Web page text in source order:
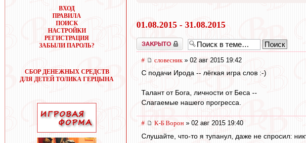
ВХОД
ПРАВИЛА
ПОИСК
НАСТРОЙКИ
РЕГИСТРАЦИЯ
ЗАБЫЛИ ПАРОЛЬ?
СБОР ДЕНЕЖНЫХ СРЕДСТВ
ДЛЯ ДЕТЕЙ ТОЛИКА ГЕРЦЫНА
01.08.2015 - 31.08.2015
Закрыто
# словесник » 02 авг 2015 19:42
С подачи Ирода -- лёгкая игра слов :-)
Талант от Бога, личности от Беса --
Слагаемые нашего прогресса.
# К-Б Ворон » 02 авг 2015 19:40
Слушайте, что-то я тупанул, даже не спросил: